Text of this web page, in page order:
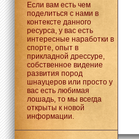
Если вам есть чем
поделиться с нами в
контексте данного
ресурса, у вас есть
интересные наработки в
спорте, опыт в
прикладной дрессуре,
собственное видение
развития пород
шнауцеров или просто у
вас есть любимая
лошадь, то мы всегда
открыты к новой
информации.